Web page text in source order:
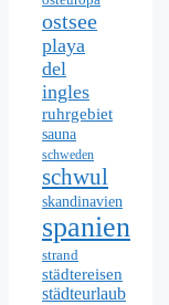
ostsee
playa
del
ingles
ruhrgebiet
sauna
schweden
schwul
skandinavien
spanien
strand
städtereisen
städteurlaub